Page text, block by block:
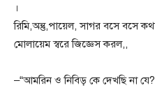
।
রিমি,অন্তু,পায়েল, সাগর বসে বসে
মোলায়েম স্বরে জিজ্ঞেস করল,,
–“আমরিন ও নিবিড় কে দেখছি না